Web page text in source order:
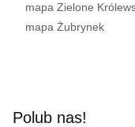
mapa Zielone
mapa Żubrynek
Polub nas!